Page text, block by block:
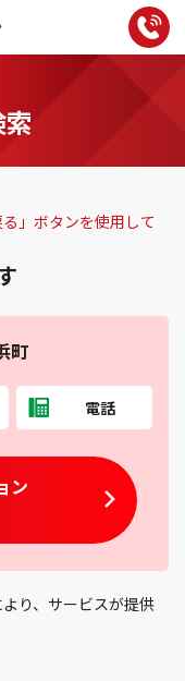
」ボタンを使用して
町
電話
ン
り、サービスが提供